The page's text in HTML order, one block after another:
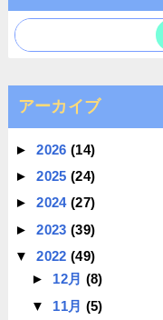
アーカイブ
►2026(14)
►2025(24)
►2024(27)
►2023(39)
▼2022(49)
► 12月 (8)
▼ 11月 (5)